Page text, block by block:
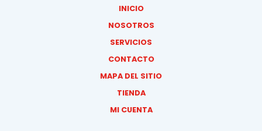
INICIO
NOSOTROS
SERVICIOS
CONTACTO
MAPA DEL SITIO
TIENDA
MI CUENTA